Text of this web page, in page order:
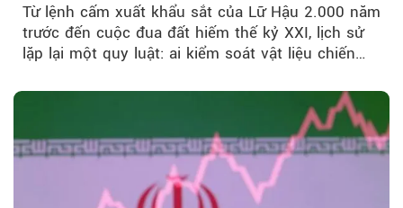
Từ lệnh cấm xuất khẩu sắt của Lữ Hậu 2.000 năm
trước đến cuộc đua đất hiếm thế kỷ XXI, lịch sử
lặp lại một quy luật: ai kiểm soát vật liệu chiến